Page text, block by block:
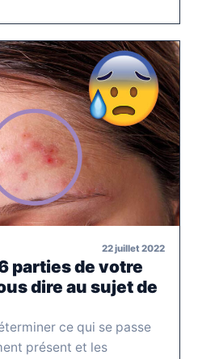
22 juillet 2022
parties de votre
dire au sujet de
ce qui se passe
présent et les